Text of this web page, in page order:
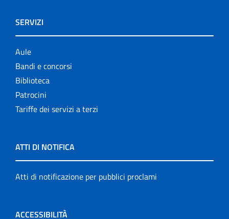
SERVIZI
Aule
Bandi e concorsi
Biblioteca
Patrocini
Tariffe dei servizi a terzi
ATTI DI NOTIFICA
Atti di notificazione per pubblici proclami
ACCESSIBILITÀ